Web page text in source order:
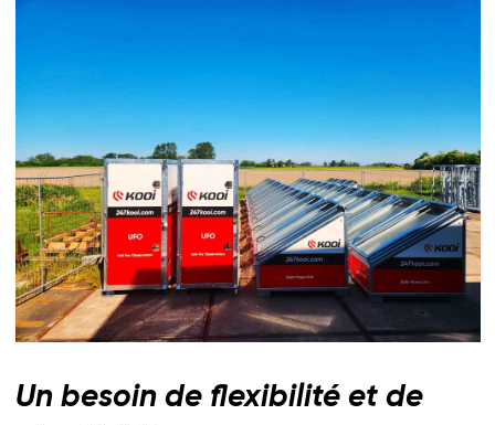
Un besoin de flexibilité et de